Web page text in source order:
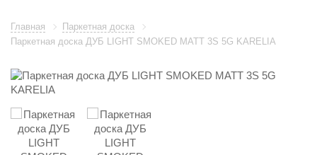
Главная
Паркетная доска
Паркетная доска ДУБ LIGHT SMOKED MATT 3S 5G KARELIA